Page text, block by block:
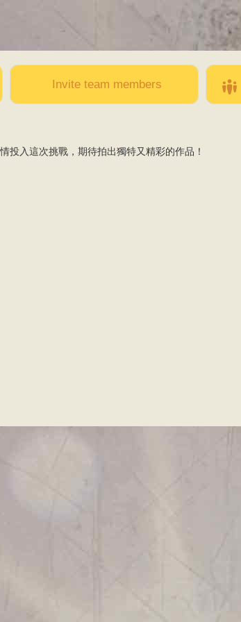
content
Invite team members
投入這次挑戰，期待拍出獨特又精彩的作品！